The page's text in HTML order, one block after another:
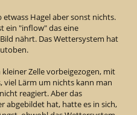
etwass Hagel aber sonst nichts.
ein "inflow" das eine
nährt. Das Wettersystem hat
Zelle vorbeigezogen, mit
viel Lärm um nichts kann man
reagiert. Aber das
abgebildet hat, hatte es in sich,